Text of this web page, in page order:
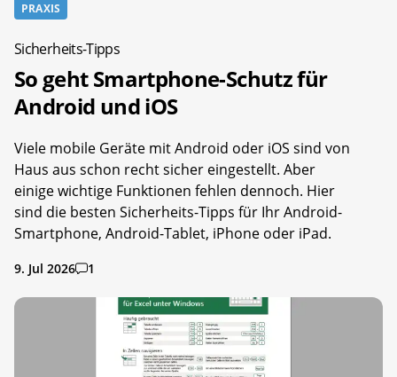
PRAXIS
Sicherheits-Tipps
So geht Smartphone-Schutz für
Android und iOS
Viele mobile Geräte mit Android oder iOS sind von
Haus aus schon recht sicher eingestellt. Aber
einige wichtige Funktionen fehlen dennoch. Hier
sind die besten Sicherheits-Tipps für Ihr Android-
Smartphone, Android-Tablet, iPhone oder iPad.
9. Jul 2026 1